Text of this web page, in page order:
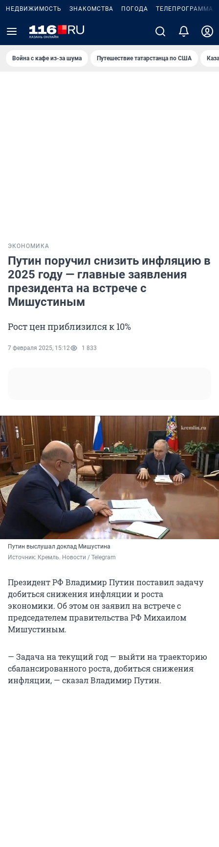
НЕДВИЖИМОСТЬ ЗНАКОМСТВА ПОГОДА ТЕЛЕПРОГРАММА
Война с кафе из-за шума Путешествие татарстанца по США
ЭКОНОМИКА
Путин поручил снизить инфляцию в
2025 году — главные заявления
президента на встрече с
Мишустиным
Рост цен приблизился к 10%
7 февраля 2025, 15:12 1 833
Путин выслушал доклад Мишустина
Источник: Кремль. Новости / Telegram
Президент РФ Владимир Путин поставил задачу
добиться снижения инфляции и роста
экономики. Об этом он заявил на встрече с
председателем правительства РФ Михаилом
Мишустиным.
— Задача на текущий год — выйти на траекторию
сбалансированного роста, добиться снижения
инфляции, — сказал Владимир Путин.